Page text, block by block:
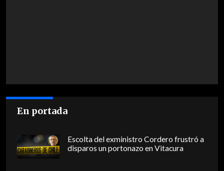
En portada
Escolta del exministro Cordero frustró a
disparos un portonazo en Vitacura